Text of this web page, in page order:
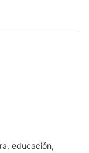
educación,